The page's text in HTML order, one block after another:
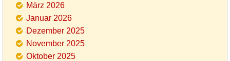
März 2026
Januar 2026
Dezember 2025
November 2025
Oktober 2025